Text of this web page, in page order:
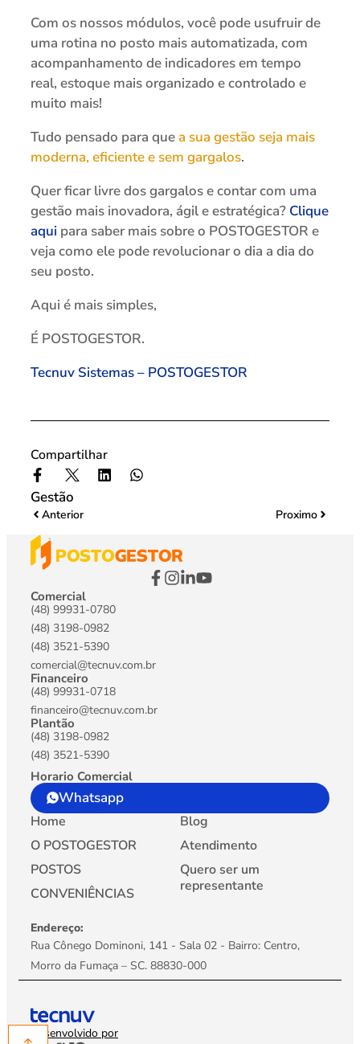
Com os nossos módulos, você pode usufruir de
uma rotina no posto mais automatizada, com
acompanhamento de indicadores em tempo
real, estoque mais organizado e controlado e
muito mais!
Tudo pensado para quea sua gestão seja mais
moderna, eficiente e sem gargalos.
Quer ficar livre dos gargalos e contar com uma
gestão mais inovadora, ágil e estratégica? Clique
aqui para saber mais sobre o POSTOGESTOR e
veja como ele pode revolucionar o dia a dia do
seu posto.
Aqui é mais simples,
É POSTOGESTOR.
Tecnuv Sistemas – POSTOGESTOR
Compartilhar
Gestão
Anterior Proximo
Comercial
(48) 99931-0780
(48) 3198-0982
(48) 3521-5390
comercial@tecnuv.com.br
Financeiro
(48) 99931-0718
financeiro@tecnuv.com.br
Plantão
(48) 3198-0982
(48) 3521-5390
Horario Comercial
Whatsapp
Home
O POSTOGESTOR
POSTOS
CONVENIÊNCIAS
Blog
Atendimento
Quero ser um
representante
Endereço:
Rua Cônego Dominoni, 141 - Sala 02 - Bairro: Centro,
Morro da Fumaça – SC. 88830-000
Desenvolvido por